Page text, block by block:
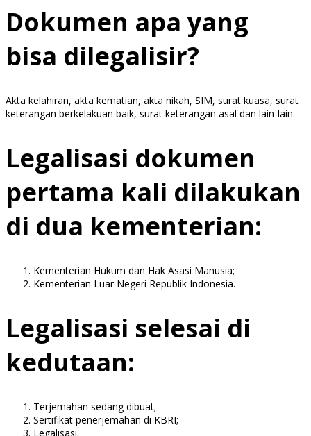
Dokumen apa yang
bisa dilegalisir?
Akta kelahiran, akta kematian, akta nikah, SIM, surat kuasa, surat
keterangan berkelakuan baik, surat keterangan asal dan lain-lain.
Legalisasi dokumen
pertama kali dilakukan
di dua kementerian:
Kementerian Hukum dan Hak Asasi Manusia;
Kementerian Luar Negeri Republik Indonesia.
Legalisasi selesai di
kedutaan:
Terjemahan sedang dibuat;
Sertifikat penerjemahan di KBRI;
Legalisasi.